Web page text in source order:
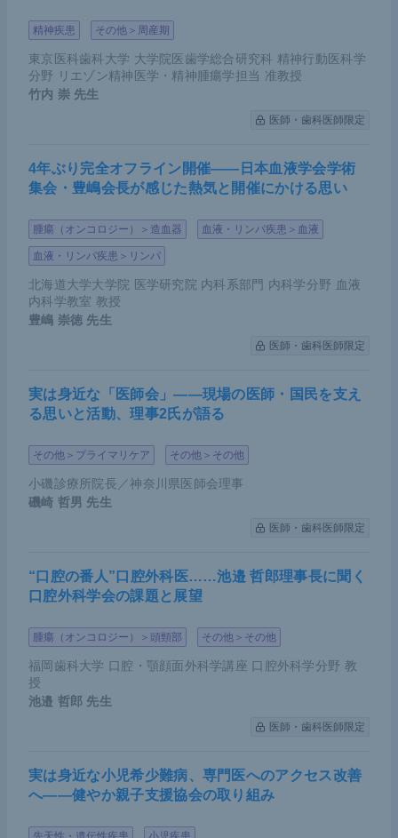
精神疾患 その他＞周産期
東京医科歯科大学 大学院医歯学総合研究科 精神行動医科学
分野 リエゾン精神医学・精神腫瘍学担当 准教授
竹内 崇 先生
医師・歯科医師限定
4年ぶり完全オフライン開催――日本血液学会学術
集会・豊嶋会長が感じた熱気と開催にかける思い
腫瘍（オンコロジー）＞造血器 血液・リンパ疾患＞血液
血液・リンパ疾患＞リンパ
北海道大学大学院 医学研究院 内科系部門 内科学分野 血液
内科学教室 教授
豊嶋 崇徳 先生
医師・歯科医師限定
実は身近な「医師会」――現場の医師・国民を支え
る思いと活動、理事2氏が語る
その他＞プライマリケア その他＞その他
小磯診療所院長／神奈川県医師会理事
磯崎 哲男 先生
医師・歯科医師限定
“口腔の番人”口腔外科医……池邉 哲郎理事長に聞く
口腔外科学会の課題と展望
腫瘍（オンコロジー）＞頭頸部 その他＞その他
福岡歯科大学 口腔・顎顔面外科学講座 口腔外科学分野 教
授
池邉 哲郎 先生
医師・歯科医師限定
実は身近な小児希少難病、専門医へのアクセス改善
へ――健やか親子支援協会の取り組み